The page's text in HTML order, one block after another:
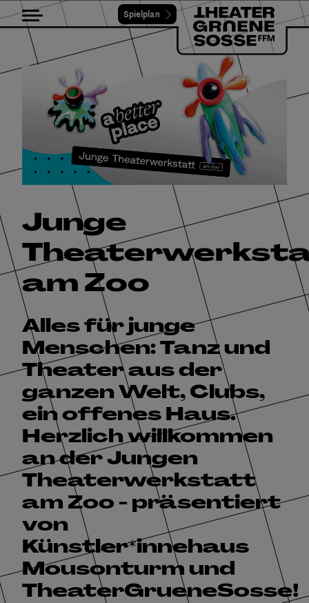
Toggle navigationSpielplan
Junge
am Zoo
Alles für junge
Menschen: Tanz und
Theater aus der
ganzen Welt, Clubs,
ein offenes Haus.
Herzlich willkommen
an der Jungen
Theaterwerkstatt
am Zoo - präsentiert
von
Künstler*innehaus
Mousonturm und
TheaterGrueneSosse!